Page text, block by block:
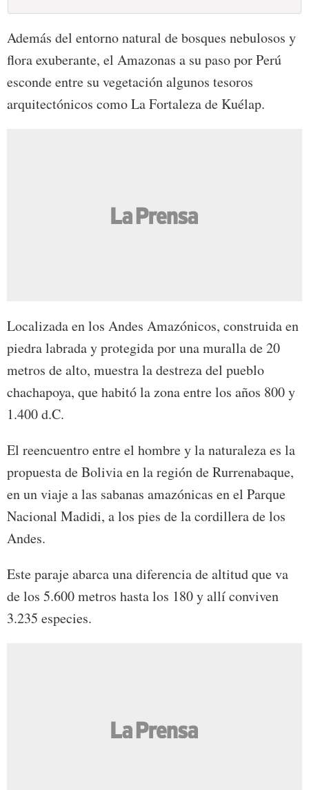
Además del entorno natural de bosques nebulosos y
flora exuberante, el Amazonas a su paso por Perú
esconde entre su vegetación algunos tesoros
arquitectónicos como La Fortaleza de Kuélap.
Localizada en los Andes Amazónicos, construida en
piedra labrada y protegida por una muralla de 20
metros de alto, muestra la destreza del pueblo
chachapoya, que habitó la zona entre los años 800 y
1.400 d.C.
El reencuentro entre el hombre y la naturaleza es la
propuesta de Bolivia en la región de Rurrenabaque,
en un viaje a las sabanas amazónicas en el Parque
Nacional Madidi, a los pies de la cordillera de los
Andes.
Este paraje abarca una diferencia de altitud que va
de los 5.600 metros hasta los 180 y allí conviven
3.235 especies.